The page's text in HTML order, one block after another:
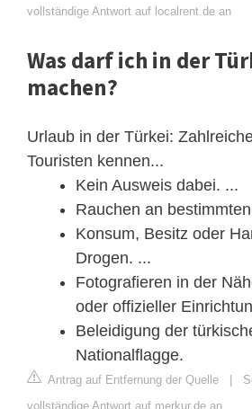
vollständige Antwort auf localrent.de an
Was darf ich in der
machen?
Urlaub in der Türkei:
Touristen kennen...
Kein Ausweis dabei. ...
Rauchen an
Konsum, Besitz oder
Drogen. ...
Fotografieren in der
oder offizieller
Beleidigung der
Nationalflagge.
Antrag auf Entfernung der Quelle |
vollständige Antwort auf merkur.de an